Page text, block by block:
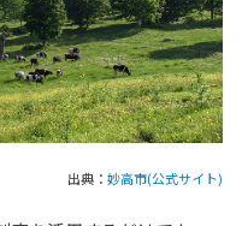
出典： 妙高市(公式サイト)